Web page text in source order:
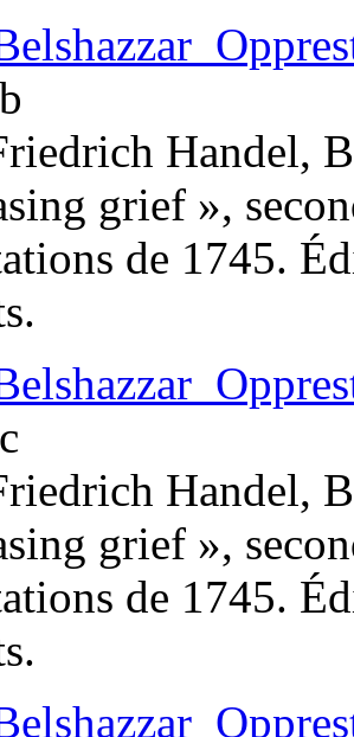
Handel,
grief »,
de 1745.
Handel,
grief »,
de 1745.